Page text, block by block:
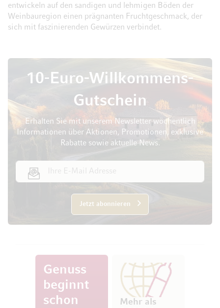
entwickeln auf den sandigen und lehmigen Böden der
Weinbauregion einen prägnanten Fruchtgeschmack, der
sich mit faszinierenden Gewürzen verbindet.
10-Euro-Willkommens-
Gutschein
Erhalten Sie mit unserem Newsletter wöchentlich
Informationen über Aktionen, Promotionen, exklusive
Rabatte sowie aktuelle News.
Jetzt abonnieren
Genuss
beginnt
schon
Mehr als